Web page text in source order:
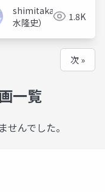
shimitaka（清
水隆史）
1.8K
次 »
一覧
んでした。